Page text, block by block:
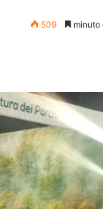
509 minuto